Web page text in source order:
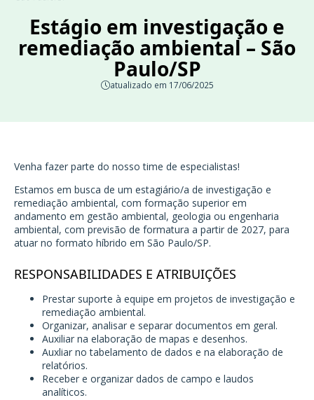
Estágio em investigação e
remediação ambiental – São
Paulo/SP
atualizado em 17/06/2025
Venha fazer parte do nosso time de especialistas!
Estamos em busca de um estagiário/a de investigação e
remediação ambiental, com formação superior em
andamento em gestão ambiental, geologia ou engenharia
ambiental, com previsão de formatura a partir de 2027, para
atuar no formato híbrido em São Paulo/SP.
RESPONSABILIDADES E ATRIBUIÇÕES
Prestar suporte à equipe em projetos de investigação e
remediação ambiental.
Organizar, analisar e separar documentos em geral.
Auxiliar na elaboração de mapas e desenhos.
Auxliar no tabelamento de dados e na elaboração de
relatórios.
Receber e organizar dados de campo e laudos
analíticos.